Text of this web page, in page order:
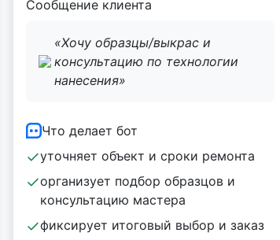
Сообщение клиента
«Хочу образцы/выкрас и
консультацию по технологии
нанесения»
Что делает бот
уточняет объект и сроки ремонта
организует подбор образцов и
консультацию мастера
фиксирует итоговый выбор и заказ